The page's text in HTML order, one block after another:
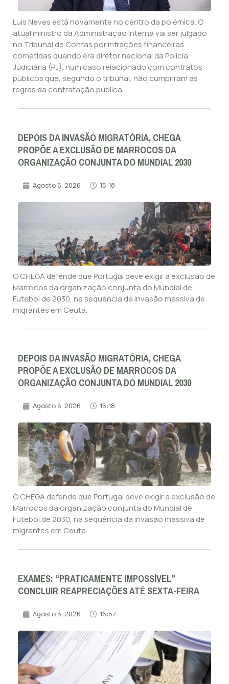
Luís Neves está novamente no centro da polémica. O
atual ministro da Administração Interna vai ser julgado
no Tribunal de Contas por infrações financeiras
cometidas quando era diretor nacional da Polícia
Judiciária (PJ), num caso relacionado com contratos
públicos que, segundo o tribunal, não cumpriram as
regras da contratação pública.
DEPOIS DA INVASÃO MIGRATÓRIA, CHEGA
PROPÕE A EXCLUSÃO DE MARROCOS DA
ORGANIZAÇÃO CONJUNTA DO MUNDIAL 2030
Agosto 6, 2026 15:18
O CHEGA defende que Portugal deve exigir a exclusão de
Marrocos da organização conjunta do Mundial de
Futebol de 2030, na sequência da invasão massiva de
migrantes em Ceuta.
DEPOIS DA INVASÃO MIGRATÓRIA, CHEGA
PROPÕE A EXCLUSÃO DE MARROCOS DA
ORGANIZAÇÃO CONJUNTA DO MUNDIAL 2030
Agosto 6, 2026 15:18
O CHEGA defende que Portugal deve exigir a exclusão de
Marrocos da organização conjunta do Mundial de
Futebol de 2030, na sequência da invasão massiva de
migrantes em Ceuta.
EXAMES: “PRATICAMENTE IMPOSSÍVEL”
CONCLUIR REAPRECIAÇÕES ATÉ SEXTA-FEIRA
Agosto 5, 2026 16:57